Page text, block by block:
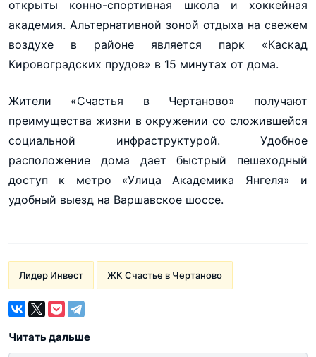
открыты конно-спортивная школа и хоккейная
академия. Альтернативной зоной отдыха на свежем
воздухе в районе является парк «Каскад
Кировоградских прудов» в 15 минутах от дома.
Жители «Счастья в Чертаново» получают
преимущества жизни в окружении со сложившейся
социальной инфраструктурой. Удобное
расположение дома дает быстрый пешеходный
доступ к метро «Улица Академика Янгеля» и
удобный выезд на Варшавское шоссе.
Лидер Инвест ЖК Счастье в Чертаново
Читать дальше